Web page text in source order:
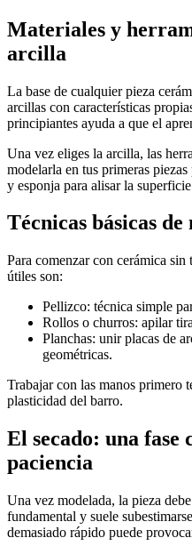
Materiales y
arcilla
La base de cualquier pieza
arcillas con características
principiantes ayuda a que el
Una vez eliges la arcilla, las
modelarla en tus primeras
y esponja para alisar la
Técnicas básicas
Para comenzar con cerámica
útiles son:
Pellizco: técnica simple
Rollos o churros: apilar
Planchas: unir placas de
geométricas.
Trabajar con las manos primero
plasticidad del barro.
El secado: una fase
paciencia
Una vez modelada, la pieza
fundamental y suele
demasiado rápido puede